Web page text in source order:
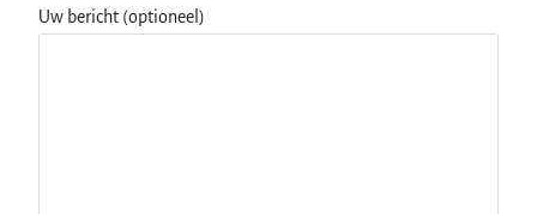
Uw bericht (optioneel)